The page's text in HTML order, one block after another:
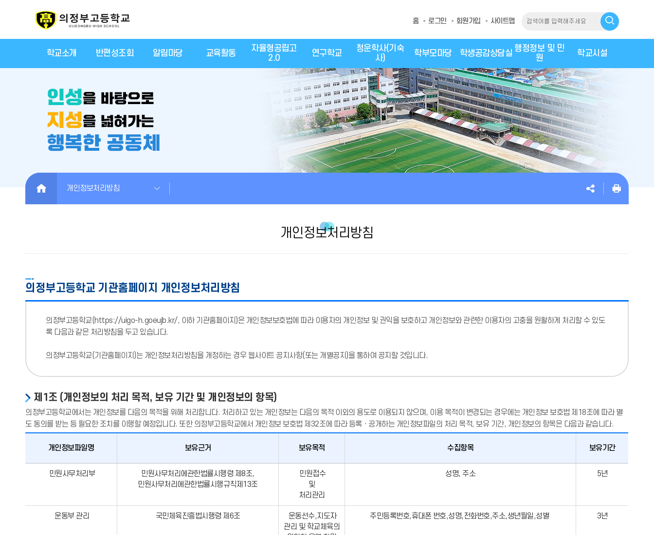
홈 로그인 회원가입 사이트맵
학교소개 반편성조회 알림마당 교육활동
자율형공립고
2.0
연구학교
청운학사(기숙
사)
학부모마당 학생공감상담실
행정정보 및 민
원
학교시설
HOME 개인정보처리방침
개인정보처리방침
의정부고등학교 기관홈페이지 개인정보처리방침
의정부고등학교(https://uigo-h.goeujb.kr/, 이하 기관홈페이지)은 개인정보보호법에 따라 이용자의 개인정보 및 권익을 보호하고 개인정보와 관련한 이용자의 고충을 원활하게 처리할 수 있도
록 다음과 같은 처리방침을 두고 있습니다.
의정부고등학교(기관홈페이지)는 개인정보처리방침을 개정하는 경우 웹사이트 공지사항(또는 개별공지)을 통하여 공지할 것입니다.
제1조 (개인정보의 처리 목적, 보유 기간 및 개인정보의 항목)
의정부고등학교에서는 개인정보를 다음의 목적을 위해 처리합니다. 처리하고 있는 개인정보는 다음의 목적 이외의 용도로 이용되지 않으며, 이용 목적이 변경되는 경우에는 개인정보 보호법 제18조에 따라 별
도 동의를 받는 등 필요한 조치를 이행할 예정입니다. 또한 의정부고등학교에서 개인정보 보호법 제32조에 따라 등록ㆍ공개하는 개인정보파일의 처리 목적, 보유 기간, 개인정보의 항목은 다음과 같습니다.
개인정보파일명 보유근거 보유목적 수집항목 보유기간
민원사무처리부
민원사무처리에관한법률시행령 제8조,
민원사무처리에관한법률시행규칙제13조
민원접수
및
처리관리
성명, 주소 5년
운동부 관리 국민체육진흥법시행령 제6조
운동선수,지도자
관리 및 학교체육의
주민등록번호,휴대폰 번호,성명,전화번호,주소,생년월일,성별 3년